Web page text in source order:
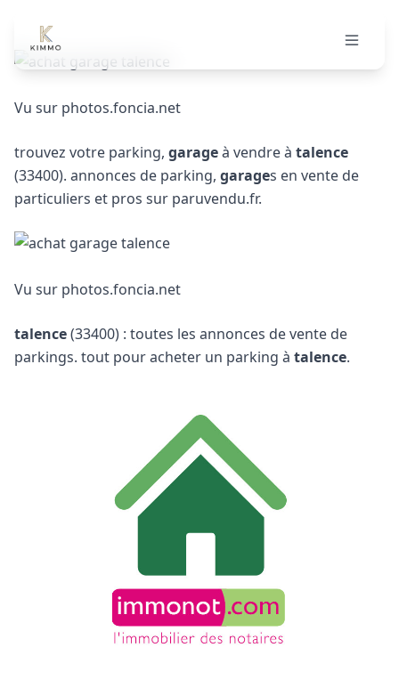
Achat garage et parking
Vu sur photos.foncia.net
trouvez votre parking, garageà vendre à talence
(33400). annonces de parking, garages en vente de
particuliers et pros sur paruvendu.fr.
Vu sur photos.foncia.net
talence(33400) : toutes les annonces de vente de
parkings. tout pour acheter un parking à talence.